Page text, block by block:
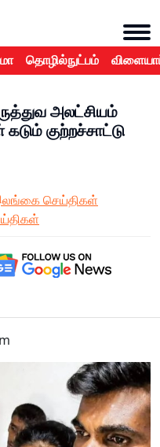
தொழில்நுட்பம்
அலட்சியம்
குற்றச்சாட்டு
செய்திகள்